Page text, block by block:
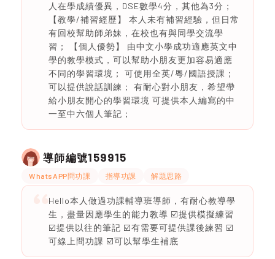
人在學成績優異，DSE數學4分，其他為3分；
【教學/補習經歷】 本人未有補習經驗，但日常
有回校幫助師弟妹，在校也有與同學交流學
習； 【個人優勢】 由中文小學成功適應英文中
學的教學模式，可以幫助小朋友更加容易適應
不同的學習環境； 可使用全英/粵/國語授課；
可以提供說話訓練； 有耐心對小朋友，希望帶
給小朋友開心的學習環境 可提供本人編寫的中
一至中六個人筆記；
導師編號159915
WhatsAPP問功課 指導功課 解題思路
Hello本人做過功課輔導班導師，有耐心教導學
生，盡量因應學生的能力教導 ☑️提供模擬練習
☑️提供以往的筆記 ☑️有需要可提供課後練習 ☑️
可線上問功課 ☑️可以幫學生補底